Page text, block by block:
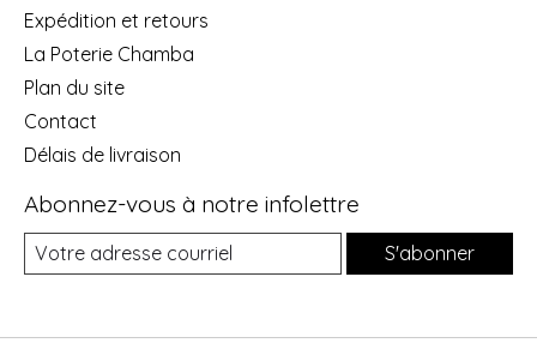
Expédition et retours
La Poterie Chamba
Plan du site
Contact
Délais de livraison
Abonnez-vous à notre infolettre
S'abonner